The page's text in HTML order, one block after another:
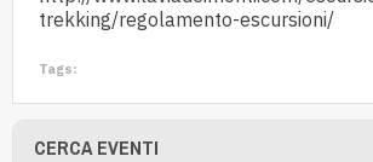
trekking/regolamento-escursioni/
Tags:
CERCA EVENTI